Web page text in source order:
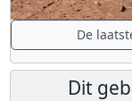
De
Dit